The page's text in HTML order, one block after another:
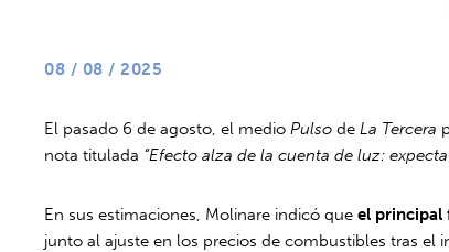
08 / 08 / 2025
El pasado 6 de agosto, el medioPulso deLa Tercera
nota titulada “Efecto alza de la cuenta de luz:
En sus estimaciones, Molinare indicó queel principal
junto al ajuste en los precios de combustibles tras el